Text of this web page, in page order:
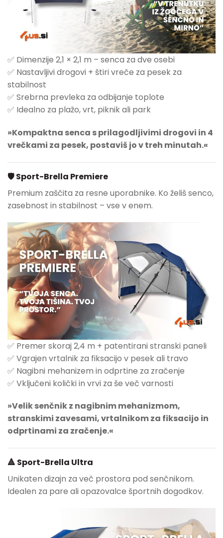
✅ Dimenzije 2,1 × 2,1 m – senca za dve osebi
✅ Nastavljivi drogovi + štiri vreče za pesek za
stabilnost
✅ Srebrna prevleka za odbijanje toplote
✅ Idealno za plažo, vrt, piknik ali park
»Kompaktna senca s prilagodljivimi drogovi in 4
vrečkami za pesek, postaviš jo v treh minutah.«
🛡 Sport-Brella Premiere
Premium zaščita za resne uporabnike. Ko želiš senco,
zasebnost in stabilnost – vse v enem.
✅ Premer skoraj 2,4 m + patentirani stranski paneli
✅ Vgrajen vrtalnik za fiksacijo v pesek ali travo
✅ Nagibni mehanizem in odprtine za zračenje
✅ Vključeni količki in vrvi za še več varnosti
»Velik senčnik z nagibnim mehanizmom,
stranskimi zavesami, vrtalnikom za fiksacijo in
odprtinami za zračenje.«
🔺 Sport-Brella Ultra
Unikaten dizajn za več prostora pod senčnikom.
Idealen za pare ali opazovalce športnih dogodkov.